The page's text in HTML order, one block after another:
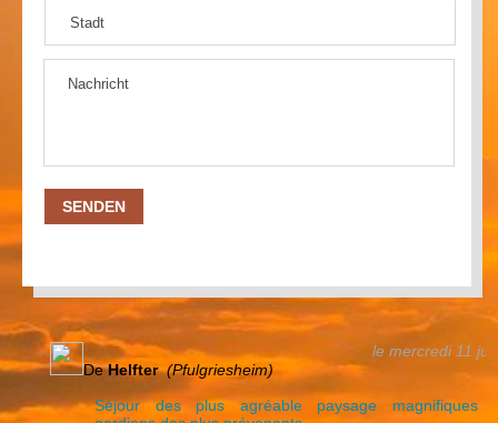
SENDEN
DeHelfter (Pfulgriesheim)
le mercredi 11
Séjour des plus agréable paysage magnifiques